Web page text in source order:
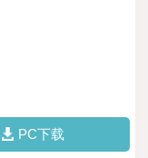
PC下载